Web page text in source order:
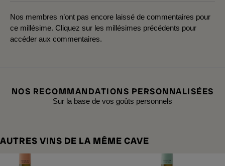
Nos membres n’ont pas encore laissé de commentaires pour
ce millésime. Cliquez sur les millésimes précédents pour
accéder aux commentaires.
NOS RECOMMANDATIONS PERSONNALISÉES
Sur la base de vos goûts personnels
AUTRES VINS DE LA MÊME CAVE